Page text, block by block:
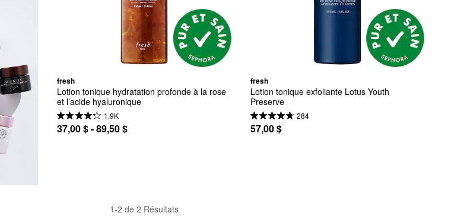
fresh
Lotion tonique hydratation profonde à la rose
et l’acide hyaluronique
1,9K
37,00 $ - 89,50 $
fresh
Lotion tonique exfoliante Lotus Youth
Preserve
284
57,00 $
1-2 de 2 Résultats